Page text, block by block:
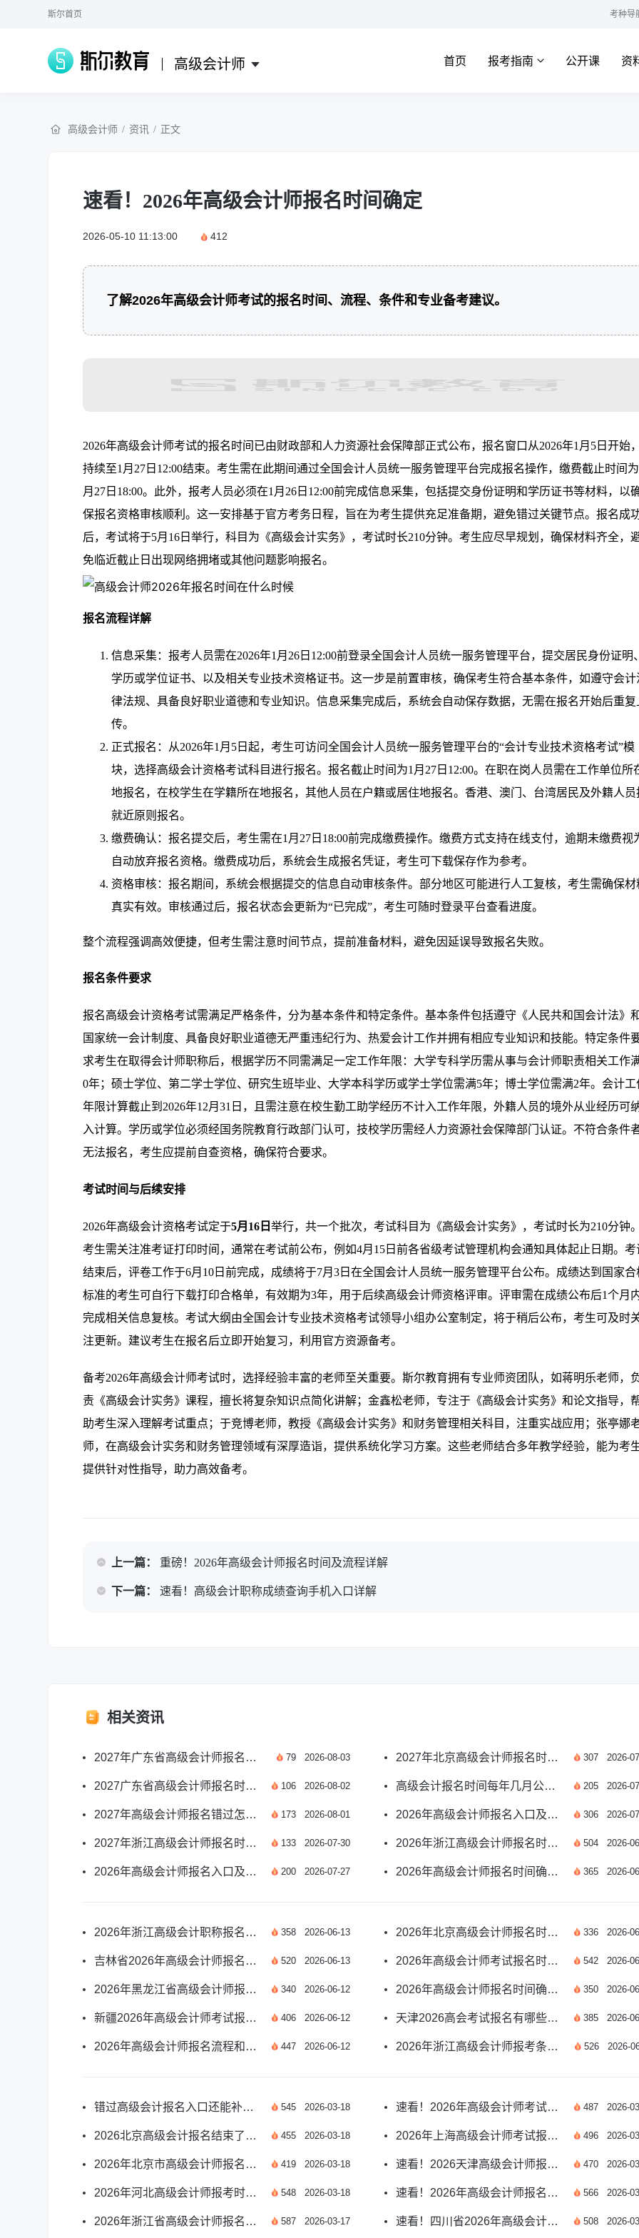
斯尔首页 考种导
高级会计师 首页 报考指南 公开课 资
高级会计师 / 资讯 / 正文
速看！2026年高级会计师报名时间确定
2026-05-10 11:13:00 412
了解2026年高级会计师考试的报名时间、流程、条件和专业备考建议。
2026年高级会计师考试的报名时间已由财政部和人力资源社会保障部正式公布，报名窗口从2026年1月5日开始，
持续至1月27日12:00结束。考生需在此期间通过全国会计人员统一服务管理平台完成报名操作，缴费截止时间为
月27日18:00。此外，报考人员必须在1月26日12:00前完成信息采集，包括提交身份证明和学历证书等材料，以
保报名资格审核顺利。这一安排基于官方考务日程，旨在为考生提供充足准备期，避免错过关键节点。报名成
后，考试将于5月16日举行，科目为《高级会计实务》，考试时长210分钟。考生应尽早规划，确保材料齐全，
免临近截止日出现网络拥堵或其他问题影响报名。
报名流程详解
信息采集：报考人员需在2026年1月26日12:00前登录全国会计人员统一服务管理平台，提交居民身份证明、
学历或学位证书、以及相关专业技术资格证书。这一步是前置审核，确保考生符合基本条件，如遵守会计
律法规、具备良好职业道德和专业知识。信息采集完成后，系统会自动保存数据，无需在报名开始后重复
传。
正式报名：从2026年1月5日起，考生可访问全国会计人员统一服务管理平台的“会计专业技术资格考试”模
块，选择高级会计资格考试科目进行报名。报名截止时间为1月27日12:00。在职在岗人员需在工作单位所
地报名，在校学生在学籍所在地报名，其他人员在户籍或居住地报名。香港、澳门、台湾居民及外籍人员
就近原则报名。
缴费确认：报名提交后，考生需在1月27日18:00前完成缴费操作。缴费方式支持在线支付，逾期未缴费视
自动放弃报名资格。缴费成功后，系统会生成报名凭证，考生可下载保存作为参考。
资格审核：报名期间，系统会根据提交的信息自动审核条件。部分地区可能进行人工复核，考生需确保材
真实有效。审核通过后，报名状态会更新为“已完成”，考生可随时登录平台查看进度。
整个流程强调高效便捷，但考生需注意时间节点，提前准备材料，避免因延误导致报名失败。
报名条件要求
报名高级会计资格考试需满足严格条件，分为基本条件和特定条件。基本条件包括遵守《人民共和国会计法》
国家统一会计制度、具备良好职业道德无严重违纪行为、热爱会计工作并拥有相应专业知识和技能。特定条件
求考生在取得会计师职称后，根据学历不同需满足一定工作年限：大学专科学历需从事与会计师职责相关工作
0年；硕士学位、第二学士学位、研究生班毕业、大学本科学历或学士学位需满5年；博士学位需满2年。会计工
年限计算截止到2026年12月31日，且需注意在校生勤工助学经历不计入工作年限，外籍人员的境外从业经历可
入计算。学历或学位必须经国务院教育行政部门认可，技校学历需经人力资源社会保障部门认证。不符合条件
无法报名，考生应提前自查资格，确保符合要求。
考试时间与后续安排
2026年高级会计资格考试定于5月16日举行，共一个批次，考试科目为《高级会计实务》，考试时长为210分钟。
考生需关注准考证打印时间，通常在考试前公布，例如4月15日前各省级考试管理机构会通知具体起止日期。考
结束后，评卷工作于6月10日前完成，成绩将于7月3日在全国会计人员统一服务管理平台公布。成绩达到国家合
标准的考生可自行下载打印合格单，有效期为3年，用于后续高级会计师资格评审。评审需在成绩公布后1个月
完成相关信息复核。考试大纲由全国会计专业技术资格考试领导小组办公室制定，将于稍后公布，考生可及时
注更新。建议考生在报名后立即开始复习，利用官方资源备考。
备考2026年高级会计师考试时，选择经验丰富的老师至关重要。斯尔教育拥有专业师资团队，如蒋明乐老师，
责《高级会计实务》课程，擅长将复杂知识点简化讲解；金鑫松老师，专注于《高级会计实务》和论文指导，
助考生深入理解考试重点；于竞博老师，教授《高级会计实务》和财务管理相关科目，注重实战应用；张亭娜
师，在高级会计实务和财务管理领域有深厚造诣，提供系统化学习方案。这些老师结合多年教学经验，能为考
提供针对性指导，助力高效备考。
上一篇： 重磅！2026年高级会计师报名时间及流程详解
下一篇： 速看！高级会计职称成绩查询手机入口详解
相关资讯
2027年广东省高级会计师报名月份及报考要点一览 79 2026-08-03
2027广东省高级会计师报名时间及报考要点汇总 106 2026-08-02
2027年高级会计师报名错过怎么办？应对方案汇总 173 2026-08-01
2027年浙江高级会计师报名时间及报考安排汇总 133 2026-07-30
2026年高级会计师报名入口及报名时间安排详解 200 2026-07-27
2027年北京高级会计师报名时间预测及报考指南 307 2026-
高级会计报名时间每年几月公布？附2026年安排 205 2026-
2026年高级会计师报名入口及报名时间如何安排？ 306 2026-
2026年浙江高级会计师报名时间及条件有哪些？ 504 2026-
2026年高级会计师报名时间确定了吗？速看 365 2026-
2026年浙江高级会计职称报名时间是哪天？ 358 2026-06-13
吉林省2026年高级会计师报名须知有哪些？ 520 2026-06-13
2026年黑龙江省高级会计师报名时间是哪天？ 340 2026-06-12
新疆2026年高级会计师考试报名须知有哪些？ 406 2026-06-12
2026年高级会计师报名流程和步骤是什么？ 447 2026-06-12
2026年北京高级会计师报名时间确定了吗？ 336 2026-
2026年高级会计师考试报名时间公布了吗？ 542 2026-
2026年高级会计师报名时间确定了吗？速看 350 2026-
天津2026高会考试报名有哪些重要提示？ 385 2026-
2026年浙江高级会计师报考条件和时间是什么？ 526 2026-
错过高级会计报名入口还能补报吗？ 545 2026-03-18
2026北京高级会计报名结束了吗？官方解答与备考指南 455 2026-03-18
2026年北京市高级会计师报名时间是哪天？ 419 2026-03-18
2026年河北高级会计师报考时间是什么？ 548 2026-03-18
2026年浙江省高级会计师报名已结束，速看备考指南！ 587 2026-03-17
速看！2026年高级会计师考试报名时间已公布 487 2026-
2026年上海高级会计师考试报名时间详解 496 2026-
速看！2026天津高级会计师报名关键提示与解答 470 2026-
速看！2026年高级会计师报名入口开放时间详解 566 2026-
速看！四川省2026年高级会计师报名热点详解 508 2026-